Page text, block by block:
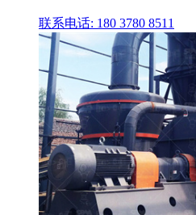
联系电话: 180 3780 8511